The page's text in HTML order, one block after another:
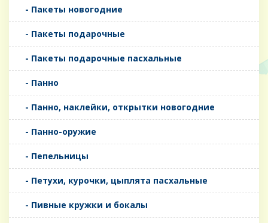
- Пакеты новогодние
- Пакеты подарочные
- Пакеты подарочные пасхальные
- Панно
- Панно, наклейки, открытки новогодние
- Панно-оружие
- Пепельницы
- Петухи, курочки, цыплята пасхальные
- Пивные кружки и бокалы